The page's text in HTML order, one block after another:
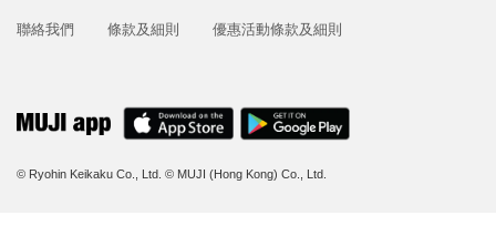
聯絡我們 條款及細則 優惠活動條款及細則
© Ryohin Keikaku Co., Ltd. © MUJI (Hong Kong) Co., Ltd.